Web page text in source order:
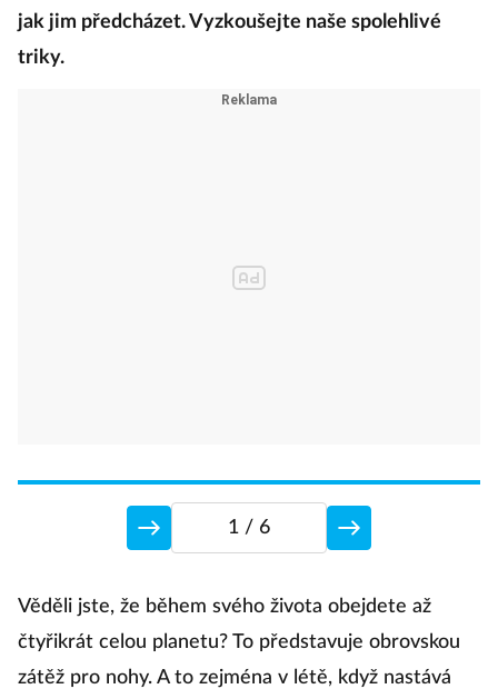
jak jim předcházet. Vyzkoušejte naše spolehlivé
triky.
1 / 6
Věděli jste, že během svého života obejdete až
čtyřikrát celou planetu? To představuje obrovskou
zátěž pro nohy. A to zejména v létě, když nastává